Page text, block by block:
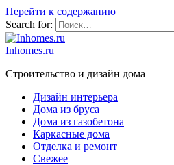
Перейти к содержанию
Search for:
Inhomes.ru
Строительство и дизайн дома
Дизайн интерьера
Дома из бруса
Дома из газобетона
Каркасные дома
Отделка и ремонт
Свежее